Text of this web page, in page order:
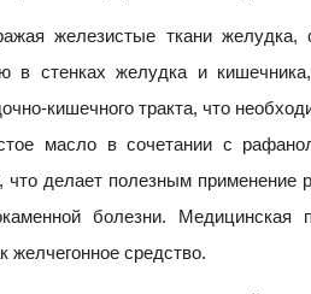
железистые ткани желудка,
в стенках желудка и
кишечного тракта, что
масло в сочетании с
делает полезным применение
болезни. Медицинская
желчегонное средство.